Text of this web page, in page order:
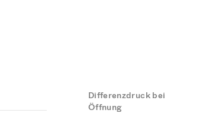
Differenzdruck bei
Öffnung